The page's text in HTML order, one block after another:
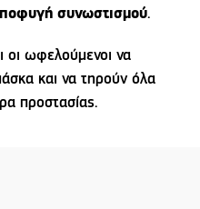
συνωστισμού.
οι ωφελούμενοι να
και να τηρούν όλα
προστασίας.